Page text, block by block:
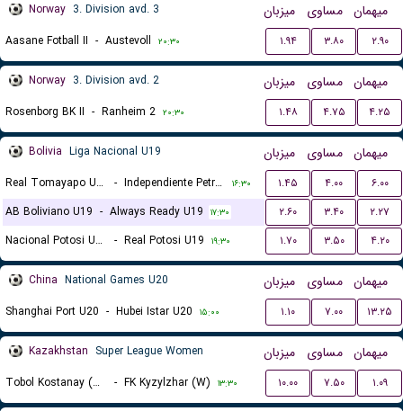
Norway 3. Division avd. 3 میزبان مساوی میهمان
Aasane Fotball II - Austevoll ۲۰:۳۰ ۱.۹۴ ۳.۸۰ ۲.۹۰
Norway 3. Division avd. 2 میزبان مساوی میهمان
Rosenborg BK II - Ranheim 2 ۲۰:۳۰ ۱.۴۸ ۴.۷۵ ۴.۲۵
Bolivia Liga Nacional U19 میزبان مساوی میهمان
Real Tomayapo U19 - Independiente Petrolero U19 ۱۶:۳۰ ۱.۴۵ ۴.۰۰
۶.۰۰
AB Boliviano U19 - Always Ready U19 ۱۷:۳۰ ۲.۶۰ ۳.۴۰
۲.۲۷
Nacional Potosi U19
- Real Potosi U19 ۱۹:۳۰ ۱.۷۰ ۳.۵۰ ۴.۲۰
China National Games U20 میزبان مساوی میهمان
Shanghai Port U20 - Hubei Istar U20 ۱۵:۰۰ ۱.۱۰ ۷.۰۰ ۱۳.۲۵
Kazakhstan Super League Women میزبان مساوی میهمان
Tobol Kostanay (W) - FK Kyzylzhar (W) ۱۳:۳۰ ۱۰.۰۰ ۷.۵۰ ۱.۰۹